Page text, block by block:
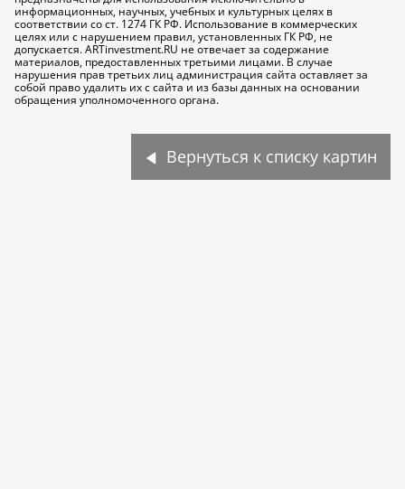
информационных, научных, учебных и культурных целях в
соответствии со ст. 1274 ГК РФ. Использование в коммерческих
целях или с нарушением правил, установленных ГК РФ, не
допускается. ARTinvestment.RU не отвечает за содержание
материалов, предоставленных третьими лицами. В случае
нарушения прав третьих лиц администрация сайта оставляет за
собой право удалить их с сайта и из базы данных на основании
обращения уполномоченного органа.
Вернуться к списку картин